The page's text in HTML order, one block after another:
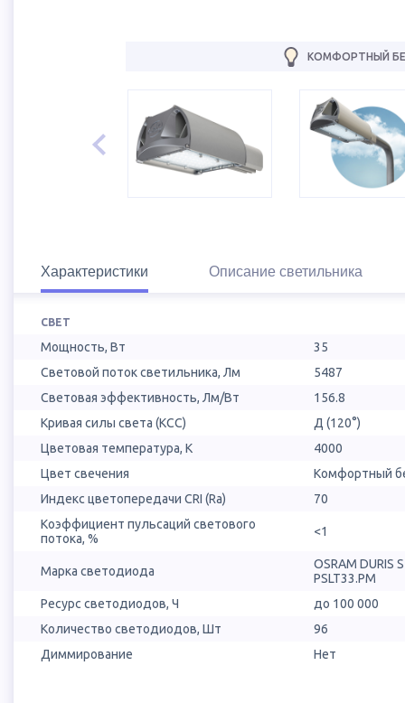
КОМФОРТНЫЙ
Характеристики Описание светильника
СВЕТ
Мощность, Вт
35
Световой поток светильника, Лм
5487
Световая эффективность, Лм/Вт
156.8
Кривая силы света (КСС)
Д (120°)
Цветовая температура, К
4000
Цвет свечения
Комфортный
Индекс цветопередачи CRI (Ra)
70
Коэффициент пульсаций светового
потока, %
<1
Марка светодиода
OSRAM DURIS
PSLT33.PM
Ресурс светодиодов, Ч
до 100 000
Количество светодиодов, Шт
96
Диммирование
Нет